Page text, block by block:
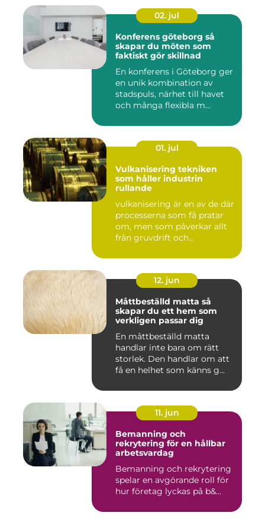
02. jul
Konferens göteborg så
skapar du möten som
faktiskt gör skillnad
En konferens i Göteborg ger
en unik kombination av
stadspuls, närhet till havet
och många flexibla m...
01. jul
Vulkanisering tekniken
som håller industrin
rullande
vulkanisering är en av de där
processerna som få pratar
om, men som påverkar allt
från gruvdrift och...
12. jun
Måttbeställd matta så
skapar du ett hem som
verkligen passar dig
En måttbeställd matta
handlar inte bara om rätt
storlek. Den handlar om att
få en helhet som känns g...
11. jun
Bemanning och
rekrytering för en hållbar
arbetsvardag
Bemanning och rekrytering
spelar en avgörande roll för
hur företag lyckas på b&...